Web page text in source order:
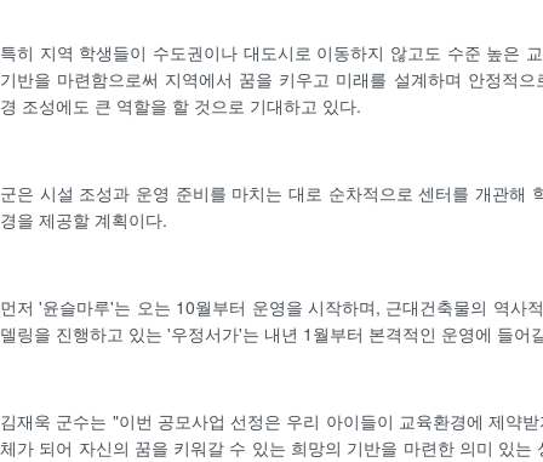
특히 지역 학생들이 수도권이나 대도시로 이동하지 않고도 수준 높은
기반을 마련함으로써 지역에서 꿈을 키우고 미래를 설계하며 안정적
경 조성에도 큰 역할을 할 것으로 기대하고 있다.
군은 시설 조성과 운영 준비를 마치는 대로 순차적으로 센터를 개관해
경을 제공할 계획이다.
먼저 '윤슬마루'는 오는 10월부터 운영을 시작하며, 근대건축물의 역사
델링을 진행하고 있는 '우정서가'는 내년 1월부터 본격적인 운영에 들어
김재욱 군수는 "이번 공모사업 선정은 우리 아이들이 교육환경에 제약
체가 되어 자신의 꿈을 키워갈 수 있는 희망의 기반을 마련한 의미 있는